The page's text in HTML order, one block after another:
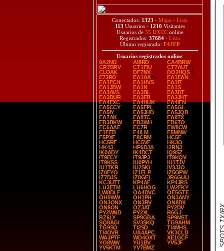
Conectados: 1323 - Mapa - Lista
113 Usuarios - 1210 Visitantes
Usuarios de 35 DXCConline
Registrados: 37684 - Lista
Último registrado: F4JEP
Usuarios registrados online:
9A2NO
AI8RD
CA4BRW
CR7BRV
CT1FIU
CT7AUT
CU3AK
DF7NX
DO2HQS
E73RO
EA1AA
EA1EAN
EA1FCH
EA1HVS
EA1IT
EA1JBW
EA1N
EA1S
EA3AVS
EA3BL
EA3DT
EA3DUR
EA3EB
EA3JHT
EA4EXC
EA4HUK
EA4IFN
EA5CCY
EA5FPL
EA5GL
EA5IY
EA5JHD
EA5JQB
EA7AK
EA8TC
EA8TX
EB3BKW
EB3WH
EB6TO
EC6AAE
EC7R
EW8CW
F1FEB
F4ILM
F5MNW
F5PXF
F8CRM
HC5F
HC5RF
HC5VF
HK3O
HK4J
HP6DJA
I2RNJ
IK0ADY
IK4DCT
IQ9SZ
IT9ECY
IT9JPJ
IT9KQV
IT9KSS
IU0PYH
IU1TJV
IU1TKR
IU2SKI
IV3JJO
IZ0FYO
IZ1ELP
IZ5OPW
IZ7DJS
IZ8GEL
JR6GUU
KC3UTT
KP4AF
KP4JRS
LU3ETM
LU6HOG
LW2EKY
LW8DLF
OA4DVC
OE5GTE
OH0WW
OH1PH
ON3ANY
ON3ONX
ON3RV
ON8DX
ON8ON
OZ3AT
PY2DV
PY2WND
PY2XL
R6GJ
RZ6LY
SP9GBA
SP9MST
SQ8AGI
SV3SKQ
TG9AHM
TG9SO
TI2SD
TI4MHS
TI4OVR
UA4APC
VK3CLD
WA3PTF
WD4OXT
XE1GCF
YO8WW
YU1BV
YV5JF
YV5KTM
YV7BMZ